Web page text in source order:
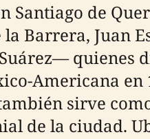
Santiago de
Barrera, Juan
quienes
Americana
sirve
de la ciudad.